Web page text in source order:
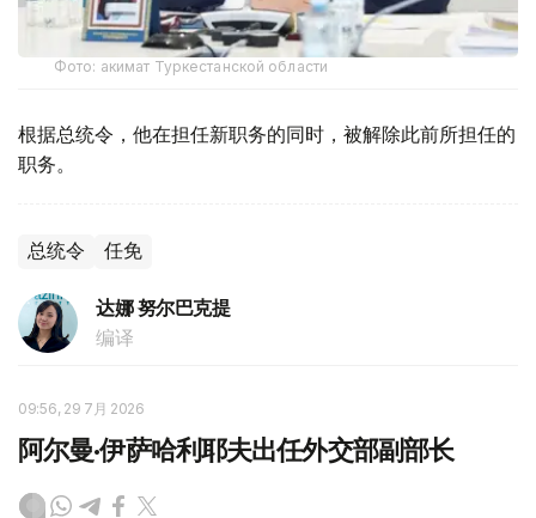
Фото: акимат Туркестанской области
根据总统令，他在担任新职务的同时，被解除此前所担任的
职务。
总统令 任免
达娜 努尔巴克提
编译
09:56, 29 7月 2026
阿尔曼·伊萨哈利耶夫出任外交部副部长